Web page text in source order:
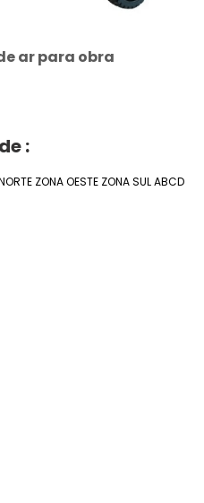
ar para obra
:
ZONA OESTE ZONA SULABCD